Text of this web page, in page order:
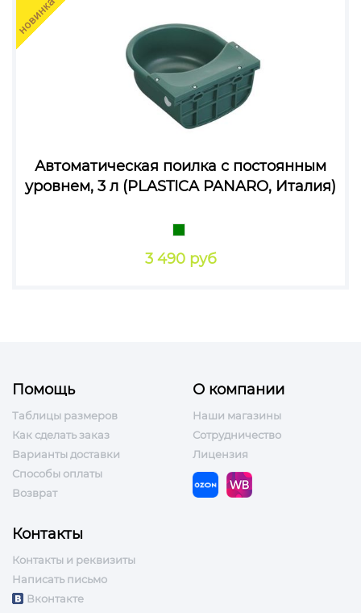
Автоматическая поилка с постоянным
уровнем, 3 л (PLASTICA PANARO, Италия)
3 490 руб
Помощь
Таблицы размеров
Как сделать заказ
Варианты доставки
Способы оплаты
Возврат
О компании
Наши магазины
Сотрудничество
Лицензия
Контакты
Контакты и реквизиты
Написать письмо
Вконтакте